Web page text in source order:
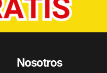
Nosotros